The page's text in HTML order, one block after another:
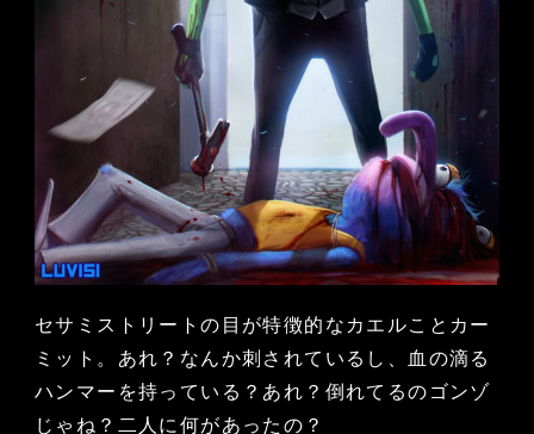
セサミストリートの目が特徴的なカエルことカー
ミット。あれ？なんか刺されているし、血の滴る
ハンマーを持っている？あれ？倒れてるのゴンゾ
じゃね？二人に何があったの？